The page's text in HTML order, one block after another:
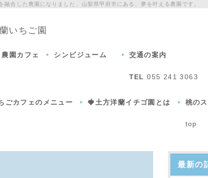
合した農園になりました、山梨県甲府市にある、夢を叶える農園です。
いちご園
農園カフェ シンビジューム 交通の案内
TEL 055 241 3063
ごカフェのメニュー 🍓土方洋蘭イチゴ園とは 桃の
top
最新の